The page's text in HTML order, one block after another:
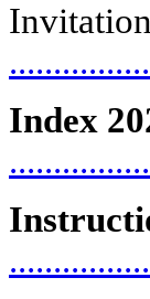
Index